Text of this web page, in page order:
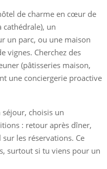
de charme en cœur de
cathédrale), un
un parc, ou une maison
vignes. Cherchez des
(pâtisseries maison,
une conciergerie proactive
choisis un
: retour après dîner,
les réservations. Ce
surtout si tu viens pour un